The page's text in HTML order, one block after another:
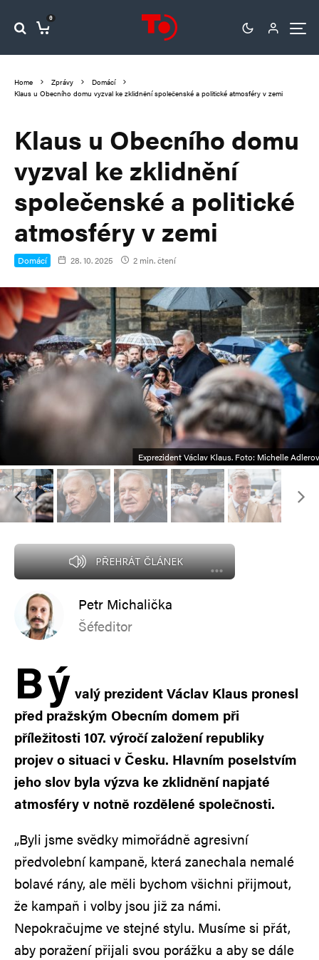
0
Home Zprávy
Domácí
Klaus u Obecního domu vyzval ke zklidnění společenské a politické atmosféry v zemi
Klaus u Obecního domu
vyzval ke zklidnění
společenské a politické
atmosféry v zemi
Domácí 28. 10. 2025 2 min. čtení
Exprezident Václav Klaus. Foto: Michelle
PŘEHRÁT ČLÁNEK
Petr Michalička
Šéfeditor
Bý valý prezident Václav Klaus pronesl
před pražským Obecním domem při
příležitosti 107. výročí založení republiky
projev o situaci v Česku. Hlavním poselstvím
jeho slov byla výzva ke zklidnění napjaté
atmosféry v notně rozdělené společnosti.
„Byli jsme svědky mimořádně agresivní
předvolební kampaně, která zanechala nemalé
bolavé rány, ale měli bychom všichni přijmout,
že kampaň i volby jsou již za námi.
Nepokračujme ve stejné stylu. Musíme si přát,
aby poražení přijali svou porážku a aby se dále